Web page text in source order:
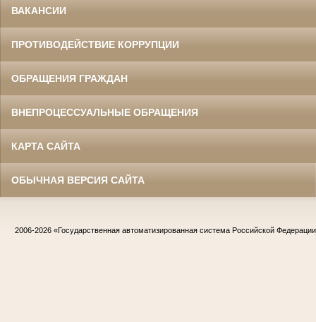
ВАКАНСИИ
ПРОТИВОДЕЙСТВИЕ КОРРУПЦИИ
ОБРАЩЕНИЯ ГРАЖДАН
ВНЕПРОЦЕССУАЛЬНЫЕ ОБРАЩЕНИЯ
КАРТА САЙТА
ОБЫЧНАЯ ВЕРСИЯ САЙТА
2006-2026 «Государственная автоматизированная система Российской